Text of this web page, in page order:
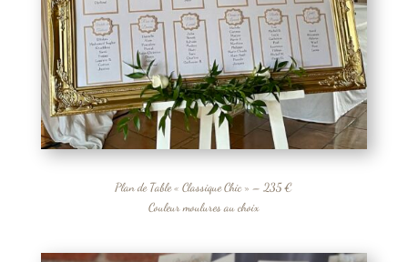
Plan de Table « Classique Chic » – 235 €
Couleur moulures au choix